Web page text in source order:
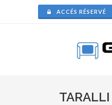
ACCÉS RÉSERVÉ